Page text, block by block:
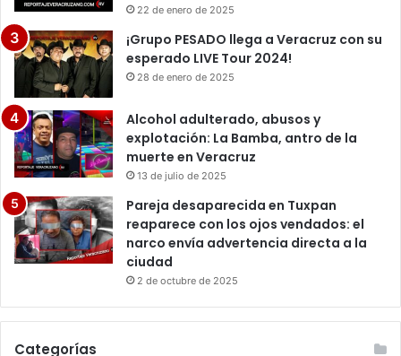
22 de enero de 2025
¡Grupo PESADO llega a Veracruz con su
esperado LIVE Tour 2024!
28 de enero de 2025
Alcohol adulterado, abusos y
explotación: La Bamba, antro de la
muerte en Veracruz
13 de julio de 2025
Pareja desaparecida en Tuxpan
reaparece con los ojos vendados: el
narco envía advertencia directa a la
ciudad
2 de octubre de 2025
Categorías